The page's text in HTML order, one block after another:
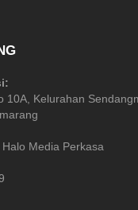
10A, Kelurahan
Media Perkasa